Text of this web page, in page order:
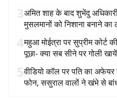
3अमित शाह के बाद शुभेंदु
मुसलमानों को निशाना बनाने का
4महुआ मोईत्रा पर सुप्रीम कोर्ट
पूछा- क्या सब सीने पर गोली
5वीडियो कॉल पर पति का अफेयर
फोन, ससुराल वालों ने खंभे से